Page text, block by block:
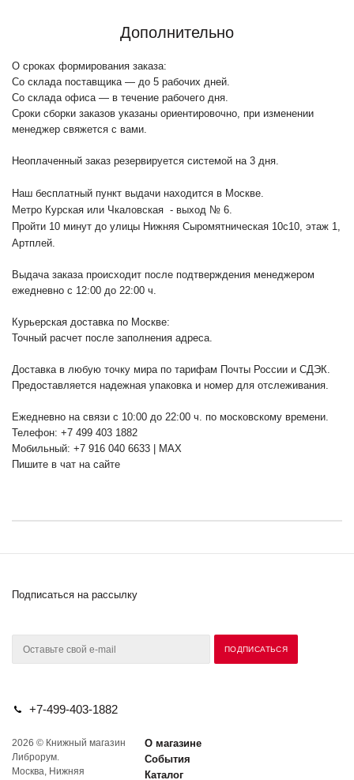
Дополнительно
О сроках формирования заказа:
Со склада поставщика — до 5 рабочих дней.
Со склада офиса — в течение рабочего дня.
Сроки сборки заказов указаны ориентировочно, при изменении
менеджер свяжется с вами.
Неоплаченный заказ резервируется системой на 3 дня.
Наш бесплатный пункт выдачи находится в Москве.
Метро Курская или Чкаловская - выход № 6.
Пройти 10 минут до улицы Нижняя Сыромятническая 10с10, этаж 1,
Артплей.
Выдача заказа происходит после подтверждения менеджером
ежедневно с 12:00 до 22:00 ч.
Курьерская доставка по Москве:
Точный расчет после заполнения адреса.
Доставка в любую точку мира по тарифам Почты России и СДЭК.
Предоставляется надежная упаковка и номер для отслеживания.
Ежедневно на связи с 10:00 до 22:00 ч. по московскому времени.
Телефон: +7 499 403 1882
Мобильный: +7 916 040 6633 | MAX
Пишите в чат на сайте
Подписаться на рассылку
+7-499-403-1882
2026 © Книжный магазин
Либрорум.
Москва, Нижняя
О магазине
События
Каталог